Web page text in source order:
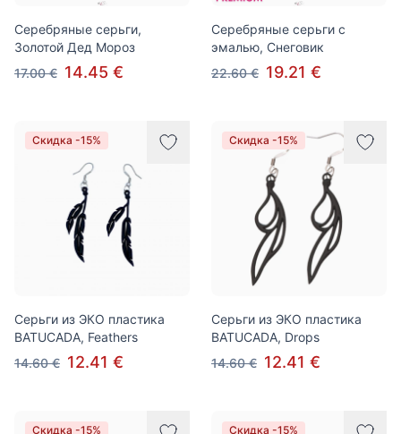
Серебряные серьги,
Золотой Дед Мороз
17.00 € 14.45 €
Серебряные серьги с
эмалью, Снеговик
22.60 € 19.21 €
Скидка -15%
Cерьги из ЭКО пластика
BATUCADA, Feathers
14.60 € 12.41 €
Скидка -15%
Cерьги из ЭКО пластика
BATUCADA, Drops
14.60 € 12.41 €
Скидка -15% Скидка -15%